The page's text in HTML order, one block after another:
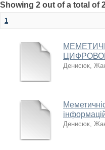
Showing 2 out of a total of
1
Денисюк,
Денисюк,